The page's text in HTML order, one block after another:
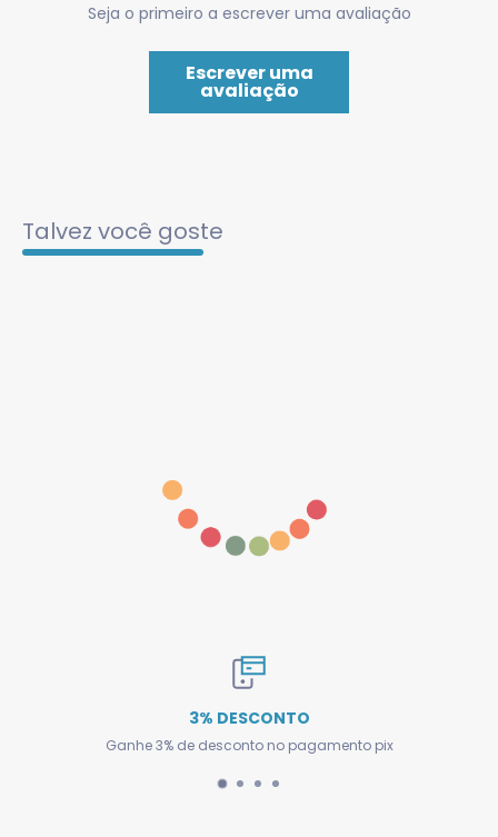
Seja o primeiro a escrever uma avaliação
Escrever uma
avaliação
Talvez você goste
3% DESCONTO
Ganhe 3% de desconto no pagamento pix